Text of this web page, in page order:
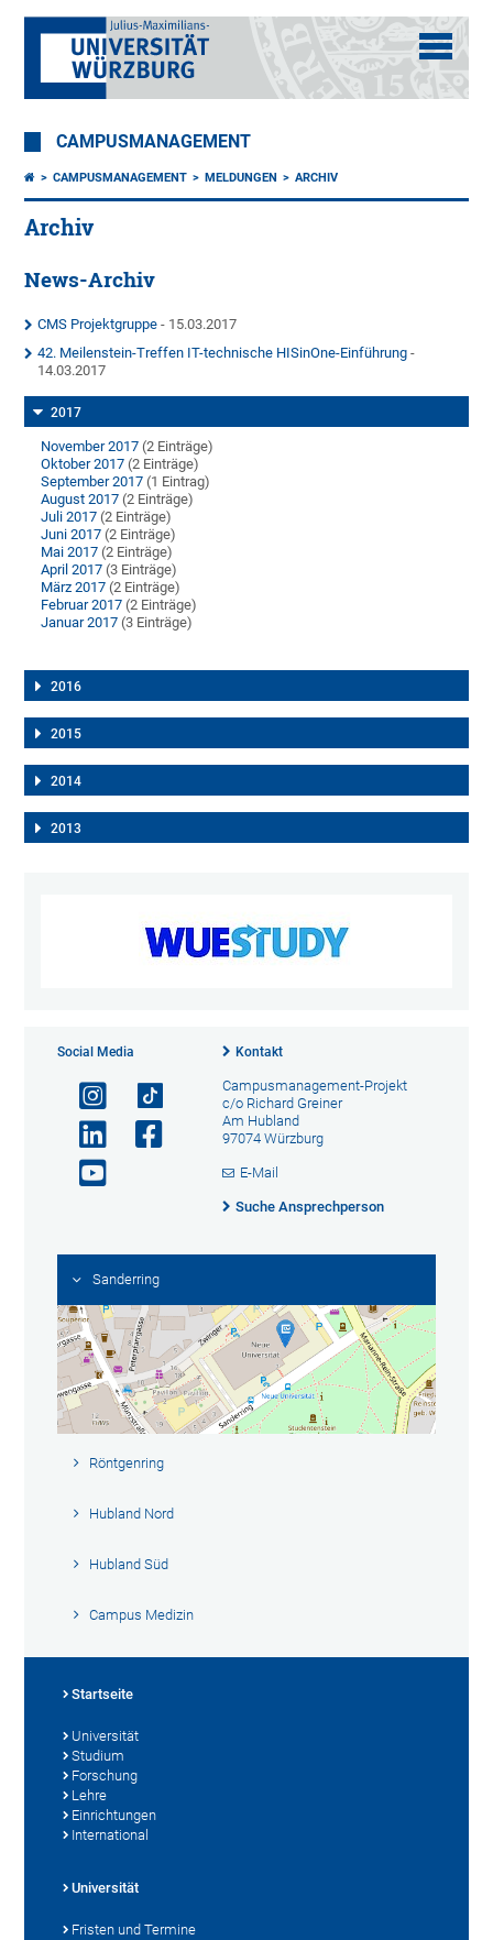
CAMPUSMANAGEMENT
CAMPUSMANAGEMENT MELDUNGEN ARCHIV
Archiv
News-Archiv
CMS Projektgruppe - 15.03.2017
42. Meilenstein-Treffen IT-technische HISinOne-Einführung -
14.03.2017
2017
November 2017 (2 Einträge)
Oktober 2017 (2 Einträge)
September 2017 (1 Eintrag)
August 2017 (2 Einträge)
Juli 2017 (2 Einträge)
Juni 2017 (2 Einträge)
Mai 2017 (2 Einträge)
April 2017 (3 Einträge)
März 2017 (2 Einträge)
Februar 2017 (2 Einträge)
Januar 2017 (3 Einträge)
2016
2015
2014
2013
Social Media Kontakt
Campusmanagement-Projekt
c/o Richard Greiner
Am Hubland
97074 Würzburg
E-Mail
Suche Ansprechperson
Sanderring
Röntgenring
Hubland Nord
Hubland Süd
Campus Medizin
Startseite
Universität
Studium
Forschung
Lehre
Einrichtungen
International
Universität
Fristen und Termine